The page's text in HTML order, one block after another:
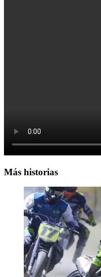
Más historias